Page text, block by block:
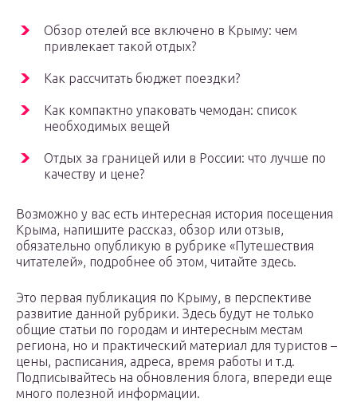
Обзор отелей все включено в Крыму: чем
привлекает такой отдых?
Как рассчитать бюджет поездки?
Как компактно упаковать чемодан: список
необходимых вещей
Отдых за границей или в России: что лучше по
качеству и цене?
Возможно у вас есть интересная история посещения
Крыма, напишите рассказ, обзор или отзыв,
обязательно опубликую в рубрике «Путешествия
читателей», подробнее об этом, читайте здесь.
Это первая публикация по Крыму, в перспективе
развитие данной рубрики. Здесь будут не только
общие статьи по городам и интересным местам
региона, но и практический материал для туристов –
цены, расписания, адреса, время работы и т.д.
Подписывайтесь на обновления блога, впереди еще
много полезной информации.